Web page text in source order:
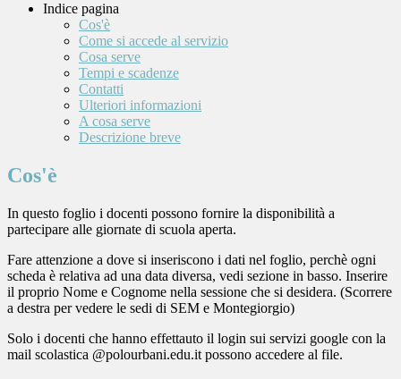
Indice pagina
Cos'è
Come si accede al servizio
Cosa serve
Tempi e scadenze
Contatti
Ulteriori informazioni
A cosa serve
Descrizione breve
Cos'è
In questo foglio i docenti possono fornire la disponibilità a
partecipare alle giornate di scuola aperta.
Fare attenzione a dove si inseriscono i dati nel foglio, perchè ogni
scheda è relativa ad una data diversa, vedi sezione in basso. Inserire
il proprio Nome e Cognome nella sessione che si desidera. (Scorrere
a destra per vedere le sedi di SEM e Montegiorgio)
Solo i docenti che hanno effettauto il login sui servizi google con la
mail scolastica @polourbani.edu.it possono accedere al file.